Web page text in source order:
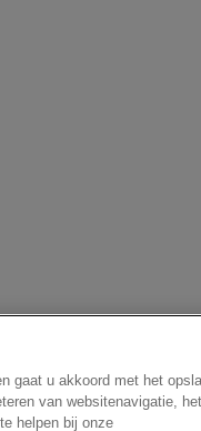
gaat u akkoord met het
van websitenavigatie, het
helpen bij onze